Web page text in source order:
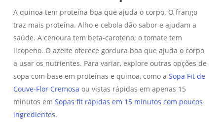
A quinoa tem proteína boa que ajuda o corpo. O frango
traz mais proteína. Alho e cebola dão sabor e ajudam a
saúde. A cenoura tem beta-caroteno; o tomate tem
licopeno. O azeite oferece gordura boa que ajuda o corpo
a usar os nutrientes. Para variar, explore outras opções de
sopa com base em proteínas e quinoa, como a Sopa Fit de
Couve-Flor Cremosa ou vistas rápidas em apenas 15
minutos em Sopas fit rápidas em 15 minutos com poucos
ingredientes.